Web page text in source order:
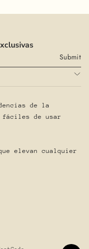
Submit
de la
fáciles de usar
elevan cualquier